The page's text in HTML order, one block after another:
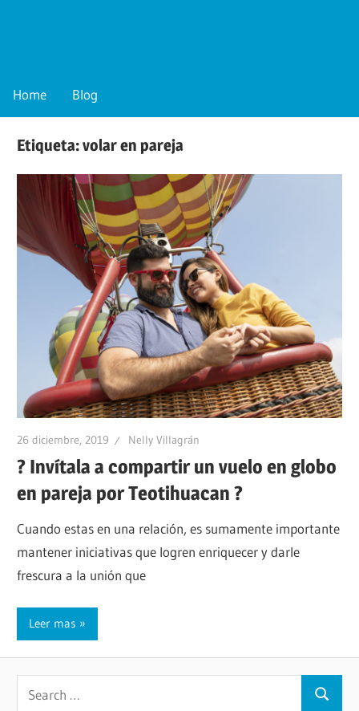
de
SkyBalloons
México
Home Blog
Etiqueta:volar en pareja
26 diciembre, 2019 Nelly Villagrán
? Invítala a compartir un vuelo en globo
en pareja por Teotihuacan ?
Cuando estas en una relación, es sumamente importante
mantener iniciativas que logren enriquecer y darle
frescura a la unión que
Leer mas